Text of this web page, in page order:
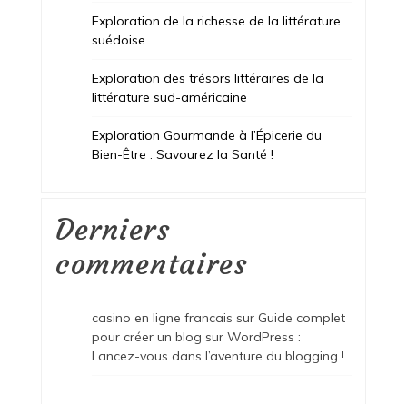
Exploration de la richesse de la littérature
suédoise
Exploration des trésors littéraires de la
littérature sud-américaine
Exploration Gourmande à l’Épicerie du
Bien-Être : Savourez la Santé !
Derniers
commentaires
casino en ligne francais sur Guide complet
pour créer un blog sur WordPress :
Lancez-vous dans l’aventure du blogging !